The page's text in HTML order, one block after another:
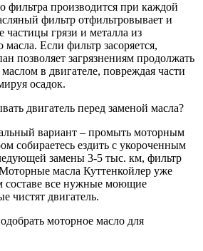
фильтра производится при каждой
фильтр отфильтровывает и
частицы грязи и металла из
Если фильтр засоряется,
позволяет загрязнениям продолжать
в двигателе, повреждая части
осадок.
двигатель перед заменой масла?
вариант – промыть моторным
собираетесь ездить с укороченным
замены 3-5 тыс. км, фильтр
масла Куттенкойлер уже
составе все нужные моющие
чистят двигатель.
моторное масло для